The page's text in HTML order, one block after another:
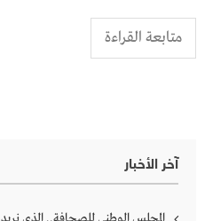
متابعة القراءة
آخر الأخبار